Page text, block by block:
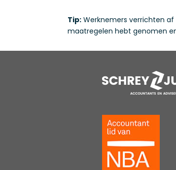
Tip: Werknemers verrichten af
maatregelen hebt genomen